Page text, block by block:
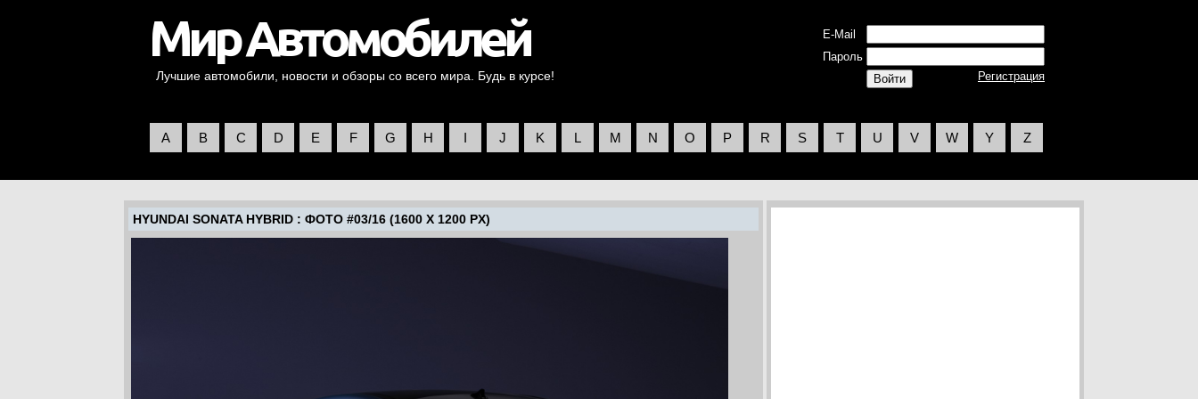
Лучшие автомобили, новости и обзоры со всего мира. Будь в курсе!
E-Mail
Пароль
Регистрация
A B C D E F G H I J K L M N O P R S T U V W Y Z
HYUNDAI SONATA HYBRID: ФОТО #03/16 (1600 X 1200 PX)